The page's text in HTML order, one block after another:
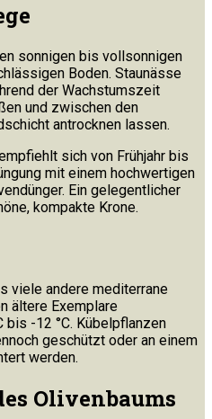
sonnigen bis vollsonnigen
Boden. Staunässe
der Wachstumszeit
und zwischen den
antrocknen lassen.
sich von Frühjahr bis
mit einem hochwertigen
Ein gelegentlicher
kompakte Krone.
viele andere mediterrane
ältere Exemplare
bis -12 °C. Kübelpflanzen
geschützt oder an einem
werden.
Olivenbaums